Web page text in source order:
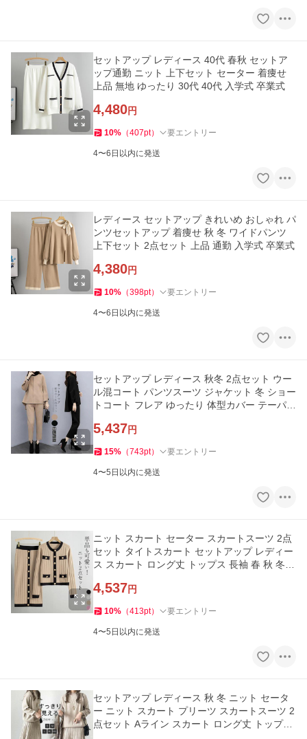
セットアップ レディース 40代 春秋 セットア
ップ通勤 ニット 上下セット セーター 着痩せ
上品 無地 ゆったり 30代 40代 入学式 卒業式
4,480円
10% （407pt） 要エントリー
4〜6日以内に発送
レディース セットアップ きれいめ おしゃれ パ
ンツセットアップ 着痩せ 秋 冬 ワイドパンツ
上下セット 2点セット 上品 通勤 入学式 卒業式
4,380円
10% （398pt） 要エントリー
4〜6日以内に発送
セットアップ レディース 秋冬 2点セット ウー
ル混コート パンツスーツ ジャケット 冬 ショー
トコート フレア ゆったり 体型カバー テーパー
5,437円
15% （743pt） 要エントリー
4〜5日以内に発送
ニット スカート セーター スカートスーツ 2点
セット タイトスカート セットアップ レディー
ス スカート ロング丈 トップス 長袖 春 秋 冬
4,537円
10% （413pt） 要エントリー
4〜5日以内に発送
セットアップ レディース 秋 冬 ニット セータ
ー ニット スカート プリーツ スカートスーツ 2
点セット Aライン スカート ロング丈 トップス